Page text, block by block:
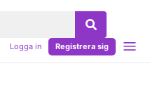
Logga in Registrera sig